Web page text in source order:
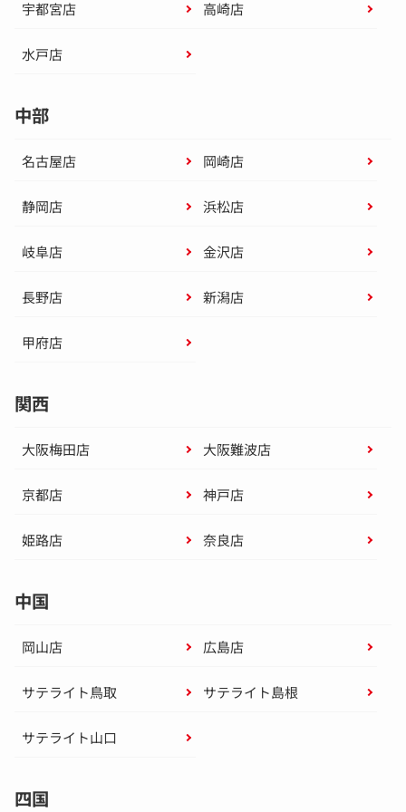
宇都宮店 高崎店
水戸店
中部
名古屋店 岡崎店
静岡店 浜松店
岐阜店 金沢店
長野店 新潟店
甲府店
関西
大阪梅田店 大阪難波店
京都店 神戸店
姫路店 奈良店
中国
岡山店 広島店
サテライト鳥取 サテライト島根
サテライト山口
四国